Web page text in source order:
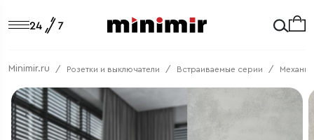
Minimir.ru Розетки и выключатели Встраиваемые серии